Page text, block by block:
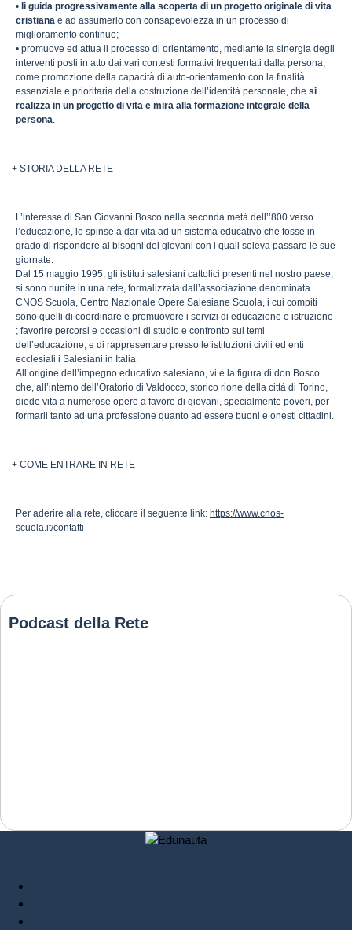
• li guida progressivamente alla scoperta di un progetto originale di vita
cristiana e ad assumerlo con consapevolezza in un processo di
miglioramento continuo;
• promuove ed attua il processo di orientamento, mediante la sinergia degli
interventi posti in atto dai vari contesti formativi frequentati dalla persona,
come promozione della capacità di auto-orientamento con la finalità
essenziale e prioritaria della costruzione dell’identità personale, che si
realizza in un progetto di vita e mira alla formazione integrale della
persona.
+ STORIA DELLA RETE
L’interesse di San Giovanni Bosco nella seconda metà dell’’800 verso
l’educazione, lo spinse a dar vita ad un sistema educativo che fosse in
grado di rispondere ai bisogni dei giovani con i quali soleva passare le sue
giornate.
Dal 15 maggio 1995, gli istituti salesiani cattolici presenti nel nostro paese,
si sono riunite in una rete, formalizzata dall’associazione denominata
CNOS Scuola, Centro Nazionale Opere Salesiane Scuola, i cui compiti
sono quelli di coordinare e promuovere i servizi di educazione e istruzione
; favorire percorsi e occasioni di studio e confronto sui temi
dell’educazione; e di rappresentare presso le istituzioni civili ed enti
ecclesiali i Salesiani in Italia.
All’origine dell’impegno educativo salesiano, vi è la figura di don Bosco
che, all’interno dell’Oratorio di Valdocco, storico rione della città di Torino,
diede vita a numerose opere a favore di giovani, specialmente poveri, per
formarli tanto ad una professione quanto ad essere buoni e onesti cittadini.
+ COME ENTRARE IN RETE
Per aderire alla rete, cliccare il seguente link: https://www.cnos-
scuola.it/contatti
Podcast della Rete